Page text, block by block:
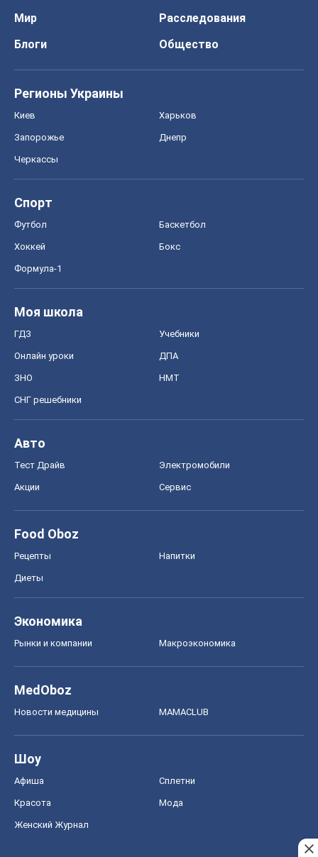
Мир
Расследования
Блоги
Общество
Регионы Украины
Киев Харьков
Запорожье Днепр
Черкассы
Спорт
Футбол Баскетбол
Хоккей Бокс
Формула-1
Моя школа
ГДЗ Учебники
Онлайн уроки ДПА
ЗНО НМТ
СНГ решебники
Авто
Тест Драйв Электромобили
Акции Сервис
Food Oboz
Рецепты Напитки
Диеты
Экономика
Рынки и компании Mакроэкономика
MedOboz
Новости медицины MAMACLUB
Шоу
Афиша Сплетни
Красота Мода
Женский Журнал